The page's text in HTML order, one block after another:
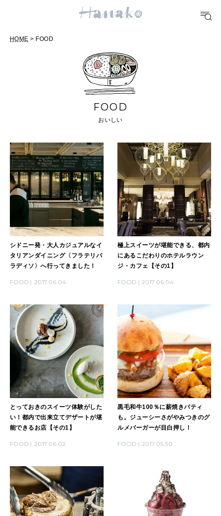
TRAVEL
どこ行く？
[12星座別] Weekly Holoscope
[12星座別] Monthly Love Holoscope
女神まり愛のタロットメッセージ
算命学がわかる今月のあなた
HEALTH
自分にやさしく
LEARN
知る、考える
ママもいろいろ
SUSTAINABLE
わたしができること
CULTURE
自分を耕す
WORK&MONEY
2026年9月号「北海道 おいしく遊ぶ、夏のご褒美旅。」
HOME > FOOD
FOOD
おいしい
シドニー発・大人カジュアルなイ
タリアンダイニング〈フラテリパ
ラディソ〉へ行ってきました！
FOOD 2017.06.04
極上スイーツが堪能できる、都内
にあるこだわりのホテルラウン
ジ・カフェ【その1】
FOOD 2017.06.04
とっておきのスイーツ体験がした
い！都内で出来立てデザートが堪
能できるお店【その1】
FOOD 2017.06.02
黒毛和牛100％に薪焼きパティ
も。ジューシーさがやみつきのグ
ルメバーガーが目白押し！
FOOD 2017.05.30